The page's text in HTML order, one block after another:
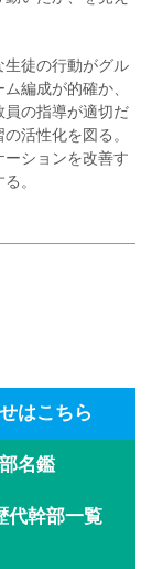
生徒の行動がグル
編成が的確か、
員の指導が適切だ
活性化を図る。
ーションを改善す
。
はこちら
名鑑
代幹部一覧